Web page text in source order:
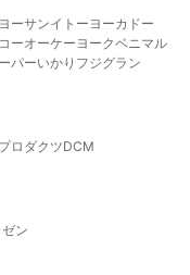
ーサンイトーヨーカドー
ーオーケー ヨークベニマル
パーいかり フジグラン
ロダクツDCM
ン